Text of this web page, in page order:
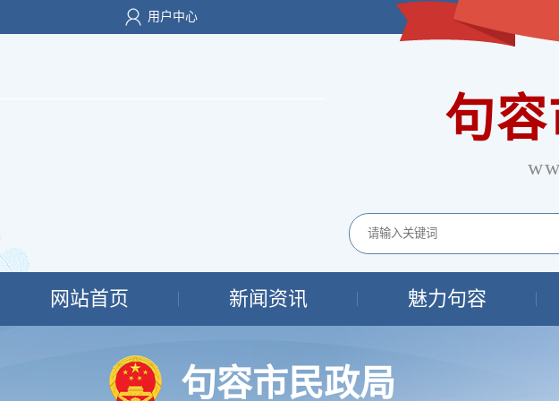
用户中心
句
网站首页 新闻资讯 魅力句容
句容市民政局